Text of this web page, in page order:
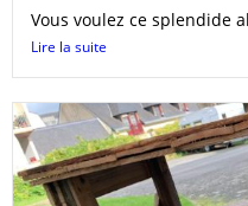
Vous voulez ce splendide
Lire la suite